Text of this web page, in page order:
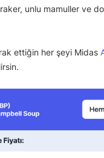
unlu mamuller ve
ettiğin her şeyi Midas